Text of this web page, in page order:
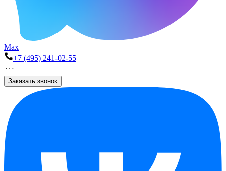
Max
+7 (495) 241-02-55
Заказать звонок